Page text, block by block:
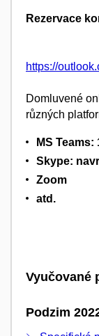
Rezervace
https://
Domluvené
různých
MS Teams:
Skype:
Zoom
atd.
Vyučované
Podzim